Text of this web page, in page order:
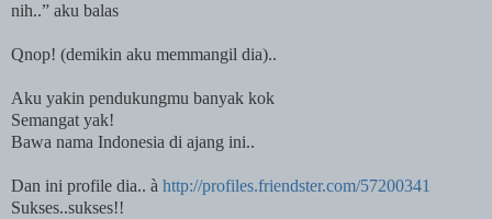
nih..” aku balas
Qnop! (demikin aku memmangil dia)..
Aku yakin pendukungmu banyak kok
Semangat yak!
Bawa nama Indonesia di ajang ini..
Dan ini profile dia.. à http://profiles.friendster.com/57200341
Sukses..sukses!!